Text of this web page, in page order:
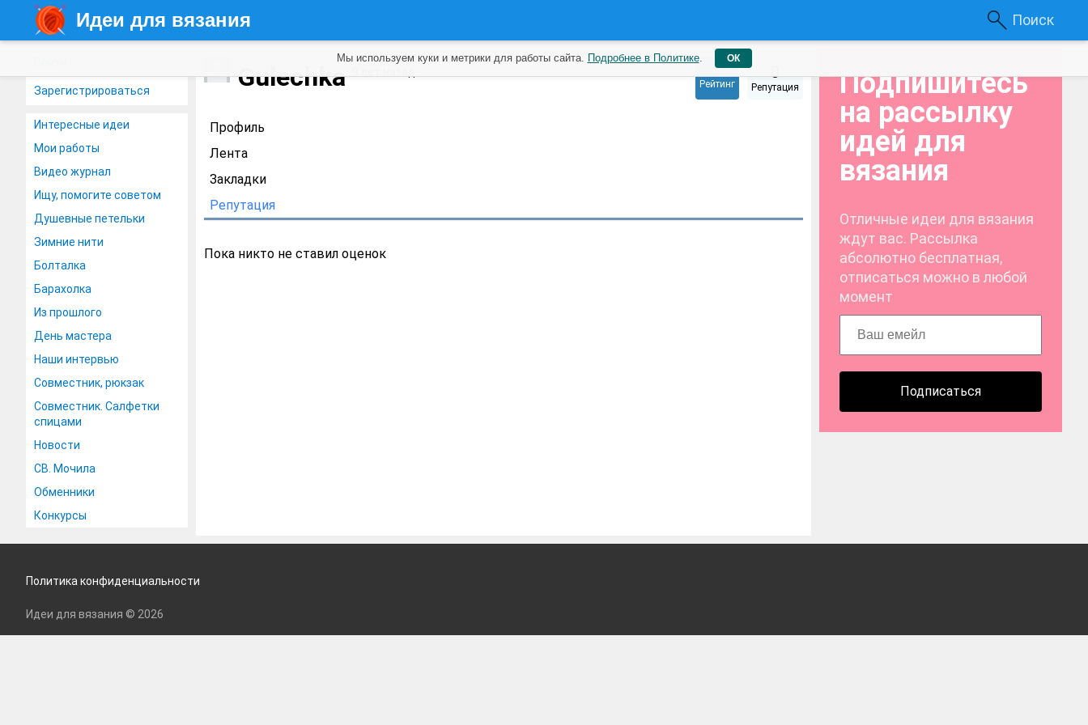
Идеи для вязания Поиск
Зарегистрироваться
Интересные идеи
Мои работы
Видео журнал
Ищу, помогите советом
Душевные петельки
Зимние нити
Болталка
Барахолка
Из прошлого
День мастера
Наши интервью
Совместник, рюкзак
Совместник. Салфетки
спицами
Новости
СВ. Мочила
Обменники
Конкурсы
Gulechka 0
Рейтинг
0
Репутация
Профиль
Лента
Закладки
Репутация
Пока никто не ставил оценок
Подпишитесь
на рассылку
идей для
вязания
Отличные идеи для вязания
ждут вас. Рассылка
абсолютно бесплатная,
отписаться можно в любой
момент
Подписаться
Мы используем куки и метрики для работы сайта. Подробнее в Политике. ОК
Политика конфиденциальности
Идеи для вязания © 2026